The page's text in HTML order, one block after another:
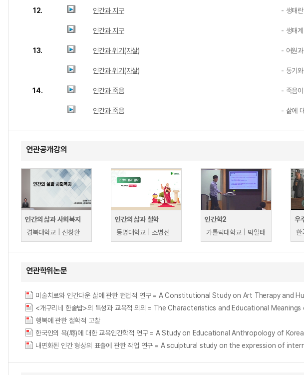
12. 인간과 지구 - 생태
인간과 지구 - 생태
13. 인간과 위기(자살) - 어원
인간과 위기(자살) - 동기
14. 인간과 죽음 - 죽음
인간과 죽음 - 삶에
연관공개강의
인간의 삶과 사회복지
경북대학교 | 신창환
인간의 삶과 철학
동명대학교 | 소병선
인간학2
가톨릭대학교 | 박일태
우
연관학위논문
미술치료와 인간다운 삶에 관한 헌법적 연구 = A Constitutional Study on Art Therapy and
<개구리네 한솥밥>의 특성과 교육적 의의 = The Characteristics and Educational Meanings
행복에 관한 철학적 고찰
한국인의 욕(辱)에 대한 교육인간학적 연구 = A Study on Educational Anthropology of
내면화된 인간 형상의 표출에 관한 작업 연구 = A sculptural study on the expression of